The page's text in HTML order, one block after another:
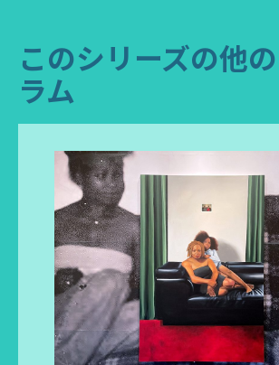
このシリーズの他
ラム